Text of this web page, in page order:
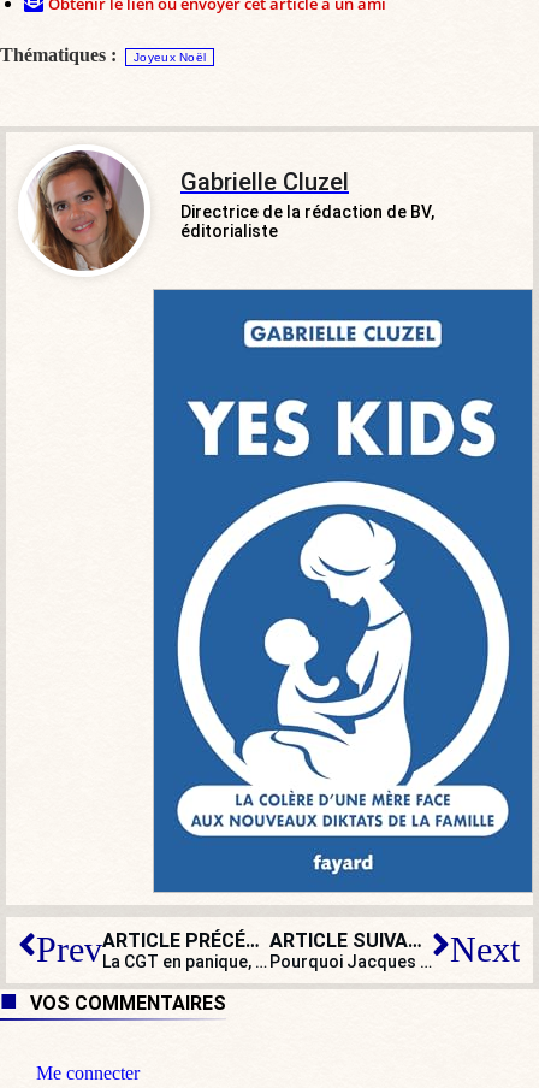
Thématiques : Joyeux Noël
Gabrielle Cluzel
Directrice de la rédaction de BV,
éditorialiste
Prev ARTICLE PRÉCÉDENT
La CGT en panique, avec plus de 5,3 millions d’euros de déficit
ARTICLE SUIVANT
Pourquoi Jacques Delors a dit non à la présidentielle de 1995 ! Next
VOS COMMENTAIRES
Me connecter